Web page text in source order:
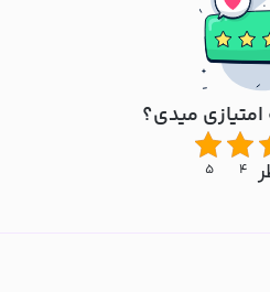
میدی؟
۴ ۵